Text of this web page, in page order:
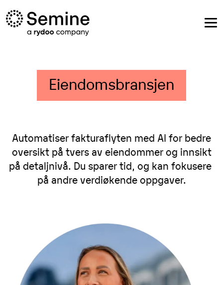
Eiendomsbransjen
Automatiser fakturaflyten med AI for bedre
oversikt på tvers av eiendommer og innsikt
på detaljnivå. Du sparer tid, og kan fokusere
på andre verdiøkende oppgaver.